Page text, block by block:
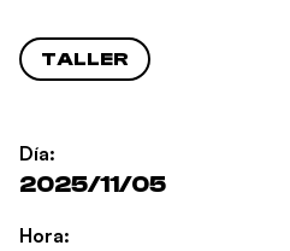
TALLER
Día:
2025/11/05
Hora: